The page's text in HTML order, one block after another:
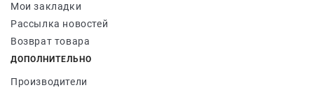
Мои закладки
Рассылка новостей
Возврат товара
ДОПОЛНИТЕЛЬНО
Производители